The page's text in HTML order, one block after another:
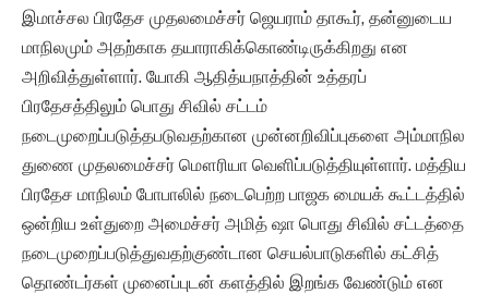
இமாச்சல பிரதேச முதலமைச்சர் ஜெயராம் தாகூர், தன்னுடைய
மாநிலமும் அதற்காக தயாராகிக்கொண்டிருக்கிறது என
அறிவித்துள்ளார். யோகி ஆதித்யநாத்தின் உத்தரப்
பிரதேசத்திலும் பொது சிவில் சட்டம்
நடைமுறைப்படுத்தபடுவதற்கான முன்னறிவிப்புகளை அம்மாநில
துணை முதலமைச்சர் மௌரியா வெளிப்படுத்தியுள்ளார். மத்திய
பிரதேச மாநிலம் போபாலில் நடைபெற்ற பாஜக மையக் கூட்டத்தில்
ஒன்றிய உள்துறை அமைச்சர் அமித் ஷா பொது சிவில் சட்டத்தை
நடைமுறைப்படுத்துவதற்குண்டான செயல்பாடுகளில் கட்சித்
தொண்டர்கள் முனைப்புடன் களத்தில் இறங்க வேண்டும் என